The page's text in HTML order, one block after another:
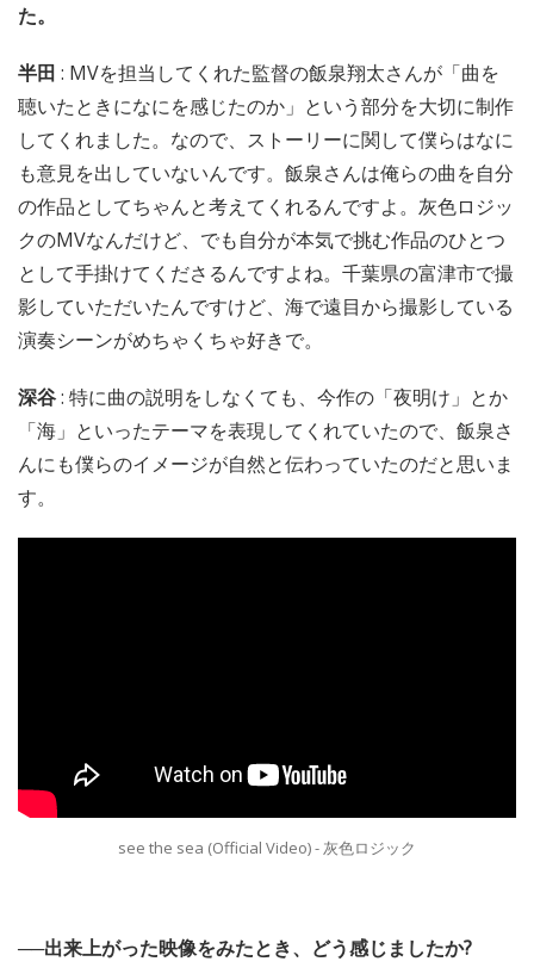
た。
半田 : MVを担当してくれた監督の飯泉翔太さんが「曲を
聴いたときになにを感じたのか」という部分を大切に制作
してくれました。なので、ストーリーに関して僕らはなに
も意見を出していないんです。飯泉さんは俺らの曲を自分
の作品としてちゃんと考えてくれるんですよ。灰色ロジッ
クのMVなんだけど、でも自分が本気で挑む作品のひとつ
として手掛けてくださるんですよね。千葉県の富津市で撮
影していただいたんですけど、海で遠目から撮影している
演奏シーンがめちゃくちゃ好きで。
深谷: 特に曲の説明をしなくても、今作の「夜明け」とか
「海」といったテーマを表現してくれていたので、飯泉さ
んにも僕らのイメージが自然と伝わっていたのだと思いま
す。
see the sea (Official Video) - 灰色ロジック
──出来上がった映像をみたとき、どう感じましたか?